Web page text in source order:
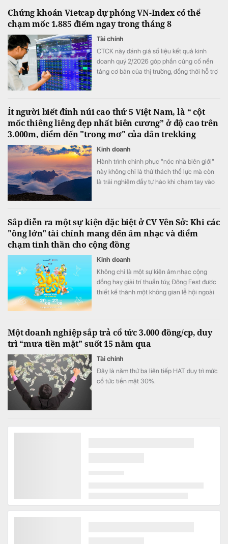
Chứng khoán Vietcap dự phóng VN-Index có thể
chạm mốc 1.885 điểm ngay trong tháng 8
Tài chính
CTCK này đánh giá số liệu kết quả kinh
doanh quý 2/2026 góp phần củng cố nền
tảng cơ bản của thị trường, đồng thời hỗ trợ
Ít người biết đỉnh núi cao thứ 5 Việt Nam, là “ cột
mốc thiêng liêng đẹp nhất biên cương” ở độ cao trên
3.000m, điểm đến "trong mơ" của dân trekking
Kinh doanh
Hành trình chinh phục "nóc nhà biên giới"
này không chỉ là thử thách thể lực mà còn
là trải nghiệm đầy tự hào khi chạm tay vào
Sắp diễn ra một sự kiện đặc biệt ở CV Yên Sở: Khi các
"ông lớn" tài chính mang đến âm nhạc và điểm
chạm tinh thần cho cộng đồng
Kinh doanh
Không chỉ là một sự kiện âm nhạc cộng
đồng hay giải trí thuần túy, Đông Fest được
thiết kế thành một không gian lễ hội ngoài
Một doanh nghiệp sắp trả cổ tức 3.000 đồng/cp, duy
trì “mưa tiền mặt” suốt 15 năm qua
Tài chính
Đây là năm thứ ba liên tiếp HAT duy trì mức
cổ tức tiền mặt 30%.